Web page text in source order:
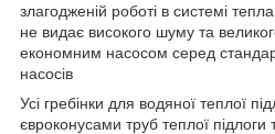
злагодженій роботі в системі
не видає високого шуму та
економним насосом серед
насосів
Усі гребінки для водяної теплої
євроконусами труб теплої підлоги